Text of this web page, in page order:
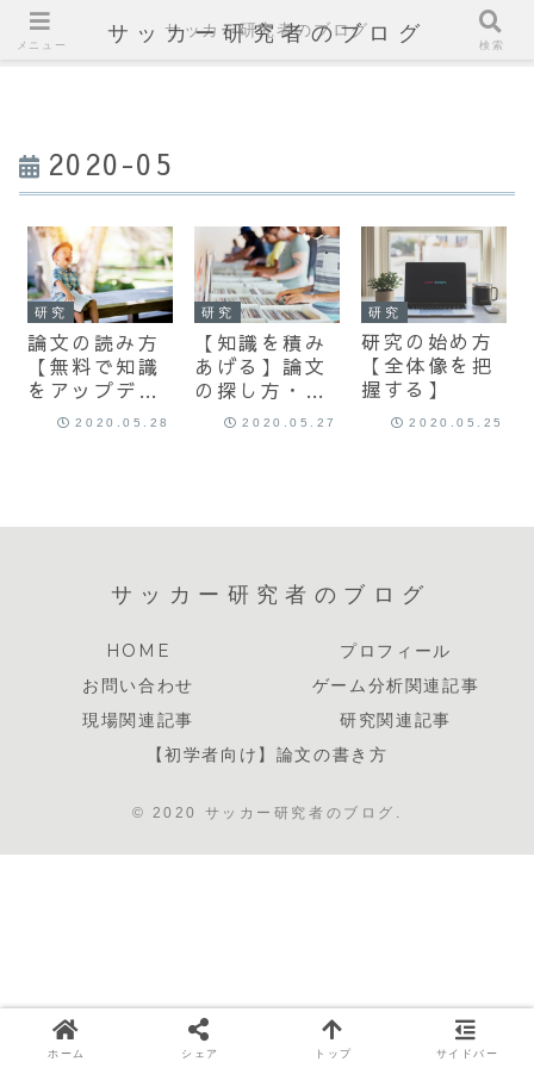
サッカー研究者のブログ
2020-05
研究
論文の読み方
【無料で知識
をアップデー
トする】2020.05.28
研究
【知識を積み
あげる】論文
の探し方・ま
とめ方2020.05.27
研究
研究の始め方
【全体像を把
握する】
2020.05.25
サッカー研究者のブログ
HOME
プロフィール
お問い合わせ
ゲーム分析関連記事
現場関連記事
研究関連記事
【初学者向け】論文の書き方
© 2020 サッカー研究者のブログ.
メニュー
サッカー研究者のブログ
検索
ホーム シェア トップ サイドバー